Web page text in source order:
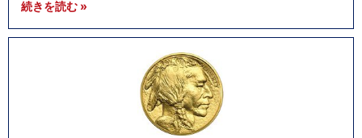
続きを読む »